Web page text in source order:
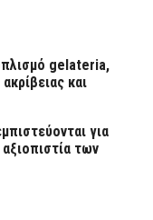
gelateria,
και
για
των